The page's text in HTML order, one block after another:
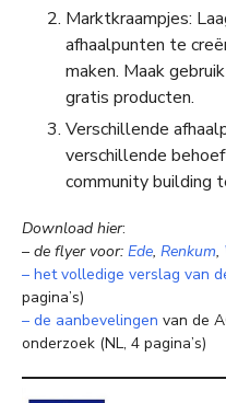
Marktkraampjes:
afhaalpunten te
maken. Maak
gratis producten.
Verschillende
verschillende
community building
Download hier:
– de flyer voor: Ede, Renkum,
– het volledige verslag van
pagina’s)
– de aanbevelingen van de
onderzoek (NL, 4 pagina’s)